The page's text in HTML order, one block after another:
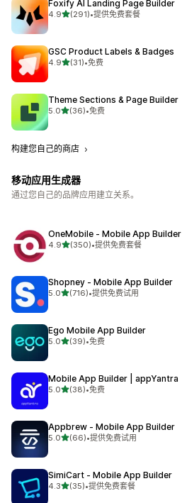
Foxify AI Landing Page Builder
4.9星（满分 5 星）
(291)
总共 291 条评论
•提供免费套餐
GSC Product Labels & Badges
4.9星（满分 5 星）
(31)
总共 31 条评论
•免费
Theme Sections & Page Builder
5.0星（满分 5 星）
(36)
总共 36 条评论
•免费
构建您自己的商店
移动应用生成器
通过您自己的品牌应用建立关系。
OneMobile ‑ Mobile App Builder
4.9星（满分 5 星）
(350)
总共 350 条评论
•提供免费套餐
Shopney ‑ Mobile App Builder
5.0星（满分 5 星）
(716)
总共 716 条评论
•提供免费试用
Ego Mobile App Builder
5.0星（满分 5 星）
(39)
总共 39 条评论
•免费
Mobile App Builder | appYantra
5.0星（满分 5 星）
(38)
总共 38 条评论
•免费
Appbrew ‑ Mobile App Builder
5.0星（满分 5 星）
(66)
总共 66 条评论
•提供免费试用
SimiCart ‑ Mobile App Builder
4.3星（满分 5 星）
(35)
总共 35 条评论
•提供免费套餐